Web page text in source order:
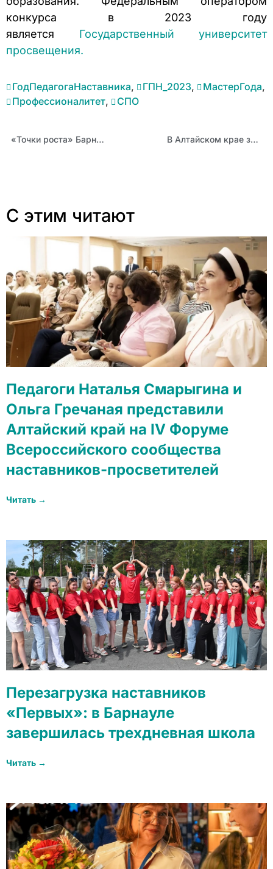
конкурса в 2023 году
является Государственный университет
просвещения.
ГодПедагогаНаставника, ГПН_2023, МастерГода,
Профессионалитет, СПО
«Точки роста» Барнаула проводят мастер-классы в школах Алтайского края В Алтайском крае завершился онлайн-челлендж «Моя денежная коллекция»
С этим читают
Педагоги Наталья Смарыгина и
Ольга Гречаная представили
Алтайский край на IV Форуме
Всероссийского сообщества
наставников-просветителей
Читать →
Перезагрузка наставников
«Первых»: в Барнауле
завершилась трехдневная школа
Читать →